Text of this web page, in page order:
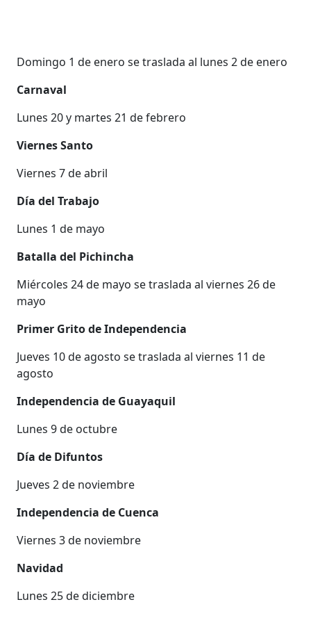
Domingo 1 de enero se traslada al lunes 2 de enero
Carnaval
Lunes 20 y martes 21 de febrero
Viernes Santo
Viernes 7 de abril
Día del Trabajo
Lunes 1 de mayo
Batalla del Pichincha
Miércoles 24 de mayo se traslada al viernes 26 de
mayo
Primer Grito de Independencia
Jueves 10 de agosto se traslada al viernes 11 de
agosto
Independencia de Guayaquil
Lunes 9 de octubre
Día de Difuntos
Jueves 2 de noviembre
Independencia de Cuenca
Viernes 3 de noviembre
Navidad
Lunes 25 de diciembre